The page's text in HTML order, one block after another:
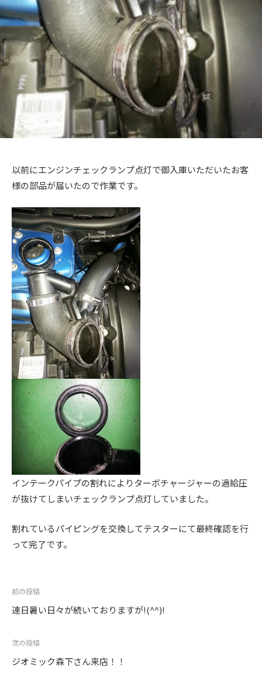
エ
ム
ズ
フ
ァ
ク
ト
リ
)
売
・
・
ド
レ
ス
ア
ッ
・
チ
ー
ニ
ン
グ
を
す
る
お
店
で
す
。
以前にエンジンチェックランプ点灯で御入庫いただいたお客
様の部品が届いたので作業です。
インテークパイプの割れによりターボチャージャーの過給圧
が抜けてしまいチェックランプ点灯していました。
割れているパイピングを交換してテスターにて最終確認を行
って完了です。
投
稿
ビ
ゲ
前の投稿
連日暑い日々が続いておりますが!(^^)!
次の投稿
ジオミック森下さん来店！！
ズ
フ
ァ
ク
ト
リ
ー
)